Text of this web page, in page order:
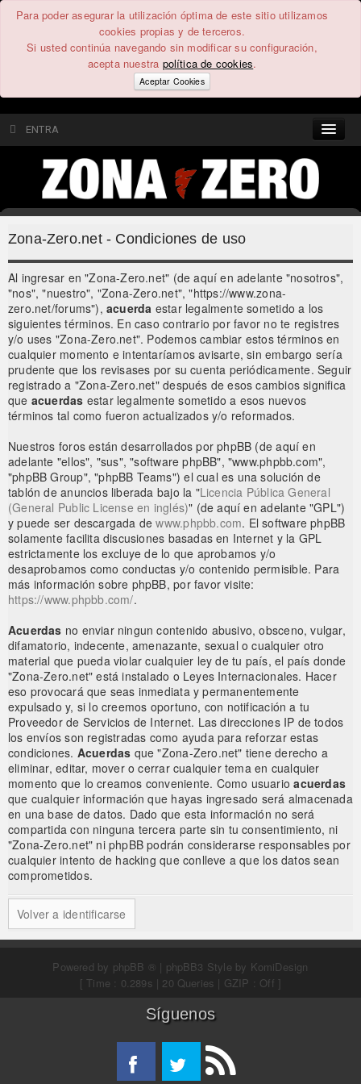
Para poder asegurar la utilización óptima de este sitio utilizamos
cookies propias y de terceros.
Si usted continúa navegando sin modificar su configuración,
acepta nuestra política de cookies.
Aceptar Cookies
ENTRA
CONTENIDO
COMUNIDAD
FEEEDBACK
FOROS
Zona-Zero.net - Condiciones de uso
Al ingresar en "Zona-Zero.net" (de aquí en adelante "nosotros",
"nos", "nuestro", "Zona-Zero.net", "https://www.zona-
zero.net/forums"), acuerda estar legalmente sometido a los
siguientes términos. En caso contrario por favor no te registres
y/o uses "Zona-Zero.net". Podemos cambiar estos términos en
cualquier momento e intentaríamos avisarte, sin embargo sería
prudente que los revisases por su cuenta periódicamente. Seguir
registrado a "Zona-Zero.net" después de esos cambios significa
que acuerdas estar legalmente sometido a esos nuevos
términos tal como fueron actualizados y/o reformados.
Nuestros foros están desarrollados por phpBB (de aquí en
adelante "ellos", "sus", "software phpBB", "www.phpbb.com",
"phpBB Group", "phpBB Teams") el cual es una solución de
tablón de anuncios liberada bajo la "Licencia Pública General
(General Public License en inglés)" (de aquí en adelante "GPL")
y puede ser descargada dewww.phpbb.com. El software phpBB
solamente facilita discusiones basadas en Internet y la GPL
estrictamente los excluye de lo que aprobamos y/o
desaprobamos como conductas y/o contenido permisible. Para
más información sobre phpBB, por favor visite:
https://www.phpbb.com/.
Acuerdas no enviar ningun contenido abusivo, obsceno, vulgar,
difamatorio, indecente, amenazante, sexual o cualquier otro
material que pueda violar cualquier ley de tu país, el país donde
"Zona-Zero.net" está instalado o Leyes Internacionales. Hacer
eso provocará que seas inmediata y permanentemente
expulsado y, si lo creemos oportuno, con notificación a tu
Proveedor de Servicios de Internet. Las direcciones IP de todos
los envíos son registradas como ayuda para reforzar estas
condiciones. Acuerdas que "Zona-Zero.net" tiene derecho a
eliminar, editar, mover o cerrar cualquier tema en cualquier
momento que lo creamos conveniente. Como usuarioacuerdas
que cualquier información que hayas ingresado será almacenada
en una base de datos. Dado que esta información no será
compartida con ninguna tercera parte sin tu consentimiento, ni
"Zona-Zero.net" ni phpBB podrán considerarse responsables por
cualquier intento de hacking que conlleve a que los datos sean
comprometidos.
Volver a identificarse
Powered by phpBB ® | phpBB3 Style by KomiDesign
[ Time : 0.289s | 20 Queries | GZIP : Off ]
Síguenos